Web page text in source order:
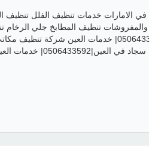
الامارات خدمات تنظيف الفلل تنظيف
تنظيف المطابخ جلي الرخام
خدمات العين شركة تنظيف كنب في العين|0506433592| خدمات العين شركة
العين|0506433592 خدمات العين شركة تنظيف سجاد